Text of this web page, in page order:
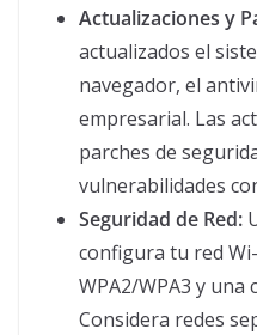
Actualizaciones y
actualizados el
navegador, el
empresarial. Las
parches de
vulnerabilidades
Seguridad de Red:
configura tu red
WPA2/WPA3 y
Considera redes